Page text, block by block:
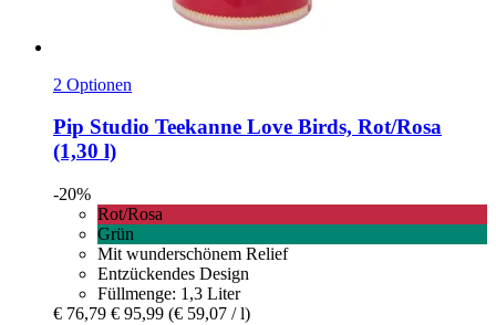
2 Optionen
Pip Studio Teekanne Love Birds, Rot/Rosa
(1,30 l)
-20%
Rot/Rosa
Grün
Mit wunderschönem Relief
Entzückendes Design
Füllmenge: 1,3 Liter
€ 76,79 € 95,99 (€ 59,07 / l)